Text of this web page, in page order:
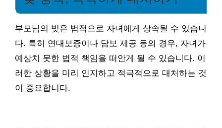
부모님의 빚은 법적으로 자녀에게 상속될 수 있습니
다. 특히 연대보증이나 담보 제공 등의 경우, 자녀가
예상치 못한 법적 책임을 떠안게 될 수 있습니다. 이
러한 상황을 미리 인지하고 적극적으로 대처하는 것
이 중요합니다.